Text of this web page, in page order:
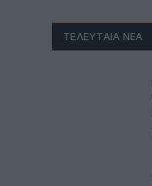
ΤΕΛΕΥΤΑΊΑ ΝΈΑ